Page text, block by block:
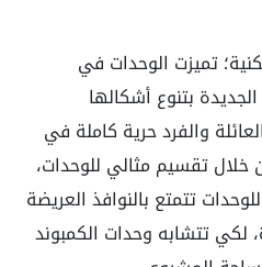
تميزت الوحدات في
بتنوع أشكالها
والفرد حرية كاملة في
خلال تقسيم مثالي للوحدات،
تتمتع بالنوافذ العريضة
لكي تتشابه وحدات الكمبوند